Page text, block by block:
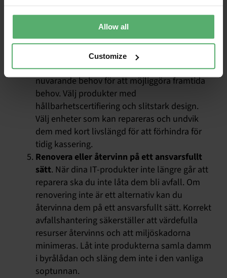
Allow all
Customize
finns en stor efterfrågan på begagnat
elektronik, och genom att vara en aktiv
deltagare på denna marknad förlänger du
livslängden på dessa produkter.
Välj hållbara produkter. Investera i en
produkt som kan prestera bättre än dina
nuvarande behov för att möjliggöra framtida
behov. Välj produkter med
hållbarhetscertifiering och slitstark design.
Välj enheter som kan repareras och undvik
dem med kort livslängd för att förhindra för
tidig kassering.
Renovera eller återvinn på ett ansvarsfullt
sätt. När dina IT-produkter inte längre går att
reparera ska du inte låta dem bli avfall. Om
renovering inte är ett alternativ kan du
återvinna dem på ett ansvarsfullt sätt. Korrekt
avfallshantering säkerställer att värdefulla
resurser återvinns och att miljöskadorna
minimeras. Låt inte produkterna samla damm
i byrålådan och släng dem inte i den vanliga
soptunnan.